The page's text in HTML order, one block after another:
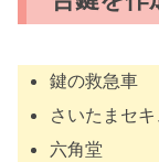
鍵の救急車
さいたまセ
六角堂